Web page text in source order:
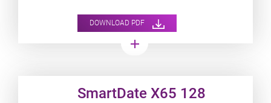
marcar.
DOWNLOAD PDF
add
SmartDate X65 128